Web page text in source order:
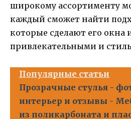
широкому ассортименту
каждый сможет найти
которые сделают его окна
привлекательными и
Популярные статьи
Прозрачные стулья -
интерьер и отзывы -
из поликарбоната и